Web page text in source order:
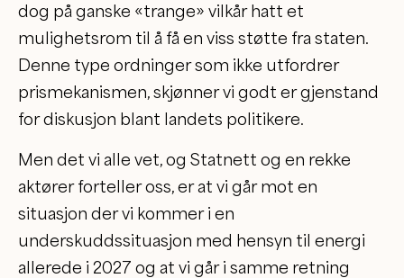
dog på ganske «trange» vilkår hatt et
mulighetsrom til å få en viss støtte fra staten.
Denne type ordninger som ikke utfordrer
prismekanismen, skjønner vi godt er gjenstand
for diskusjon blant landets politikere.
Men det vi alle vet, og Statnett og en rekke
aktører forteller oss, er at vi går mot en
situasjon der vi kommer i en
underskuddssituasjon med hensyn til energi
allerede i 2027 og at vi går i samme retning